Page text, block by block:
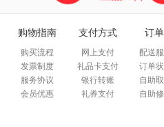
购物指南
购买流程
发票制度
服务协议
会员优惠
支付方式
网上支付
礼品卡支付
银行转账
礼券支付
订
配送
订单
自助
自助